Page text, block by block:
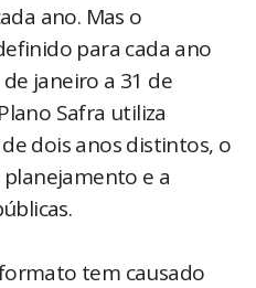
ano. Mas o
para cada ano
janeiro a 31 de
Safra utiliza
dois anos distintos, o
e a
tem causado